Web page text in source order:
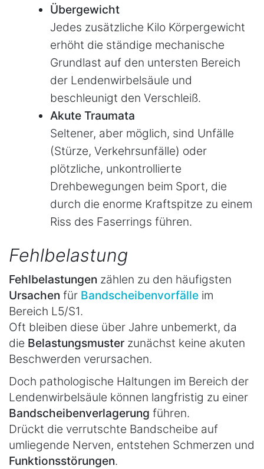
Übergewicht
Jedes zusätzliche Kilo Körpergewicht
erhöht die ständige mechanische
Grundlast auf den untersten Bereich
der Lendenwirbelsäule und
beschleunigt den Verschleiß.
Akute Traumata
Seltener, aber möglich, sind Unfälle
(Stürze, Verkehrsunfälle) oder
plötzliche, unkontrollierte
Drehbewegungen beim Sport, die
durch die enorme Kraftspitze zu einem
Riss des Faserrings führen.
Fehlbelastung
Fehlbelastungen zählen zu den häufigsten
Ursachen für Bandscheibenvorfälle im
Bereich L5/S1.
Oft bleiben diese über Jahre unbemerkt, da
die Belastungsmuster zunächst keine akuten
Beschwerden verursachen.
Doch pathologische Haltungen im Bereich der
Lendenwirbelsäule können langfristig zu einer
Bandscheibenverlagerung führen.
Drückt die verrutschte Bandscheibe auf
umliegende Nerven, entstehen Schmerzen und
Funktionsstörungen.